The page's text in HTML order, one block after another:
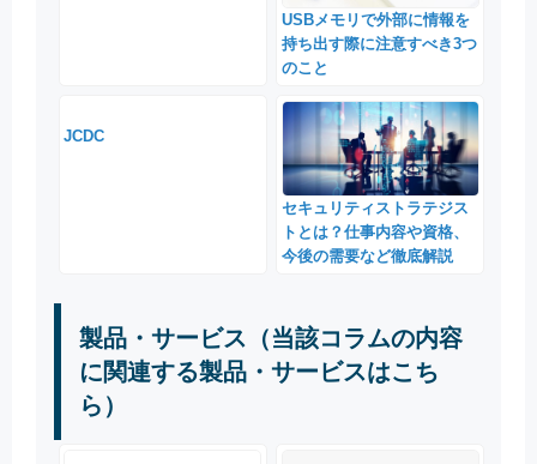
USBメモリで外部に情報を
持ち出す際に注意すべき3つ
のこと
JCDC
セキュリティストラテジス
トとは？仕事内容や資格、
今後の需要など徹底解説
製品・サービス（当該コラムの内容
に関連する製品・サービスはこち
ら）